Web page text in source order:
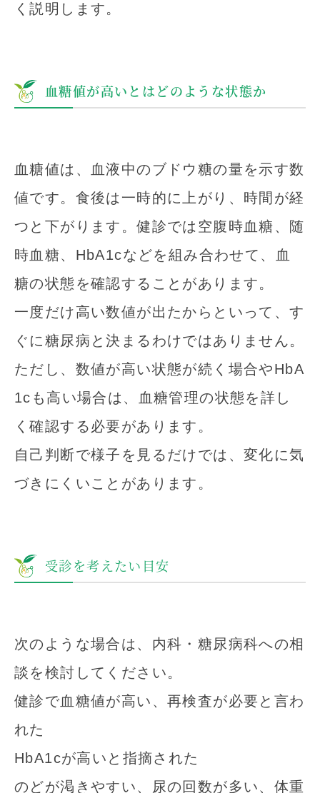
く説明します。
血糖値が高いとはどのような状態か
血糖値は、血液中のブドウ糖の量を示す数
値です。食後は一時的に上がり、時間が経
つと下がります。健診では空腹時血糖、随
時血糖、HbA1cなどを組み合わせて、血
糖の状態を確認することがあります。
一度だけ高い数値が出たからといって、す
ぐに糖尿病と決まるわけではありません。
ただし、数値が高い状態が続く場合やHbA
1cも高い場合は、血糖管理の状態を詳し
く確認する必要があります。
自己判断で様子を見るだけでは、変化に気
づきにくいことがあります。
受診を考えたい目安
次のような場合は、内科・糖尿病科への相
談を検討してください。
健診で血糖値が高い、再検査が必要と言わ
れた
HbA1cが高いと指摘された
のどが渇きやすい、尿の回数が多い、体重